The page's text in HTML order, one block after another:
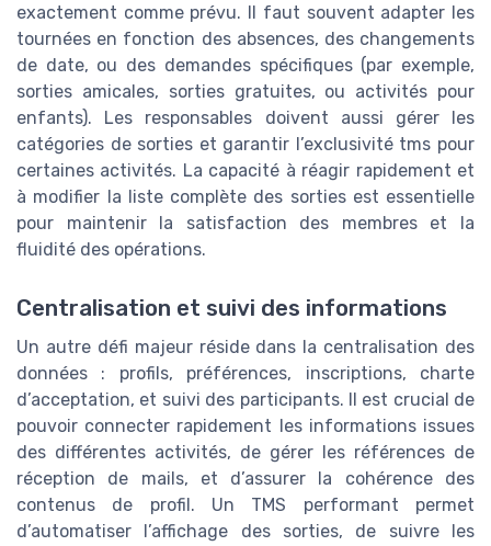
exactement comme prévu. Il faut souvent adapter les
tournées en fonction des absences, des changements
de date, ou des demandes spécifiques (par exemple,
sorties amicales, sorties gratuites, ou activités pour
enfants). Les responsables doivent aussi gérer les
catégories de sorties et garantir l’exclusivité tms pour
certaines activités. La capacité à réagir rapidement et
à modifier la liste complète des sorties est essentielle
pour maintenir la satisfaction des membres et la
fluidité des opérations.
Centralisation et suivi des informations
Un autre défi majeur réside dans la centralisation des
données : profils, préférences, inscriptions, charte
d’acceptation, et suivi des participants. Il est crucial de
pouvoir connecter rapidement les informations issues
des différentes activités, de gérer les références de
réception de mails, et d’assurer la cohérence des
contenus de profil. Un TMS performant permet
d’automatiser l’affichage des sorties, de suivre les